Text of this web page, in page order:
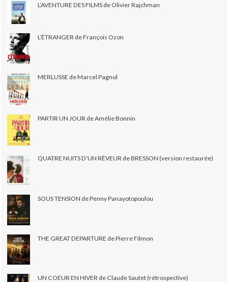
L’AVENTURE DES FILMS de Olivier Rajchman
L’ÉTRANGER de François Ozon
MERLUSSE de Marcel Pagnol
PARTIR UN JOUR de Amélie Bonnin
QUATRE NUITS D'UN RÊVEUR de BRESSON (version restaurée)
SOUS TENSION de Penny Panayotopoulou
THE GREAT DEPARTURE de Pierre Filmon
UN COEUR EN HIVER de Claude Sautet (rétrospective)